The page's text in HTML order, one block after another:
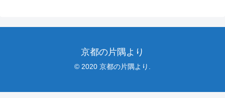
京都の片隅より
© 2020 京都の片隅より.